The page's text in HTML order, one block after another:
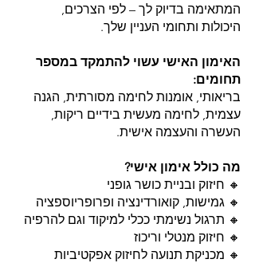
המתאימה בדיוק לך – לפי הצרכים,
היכולות ותחומי העניין שלך.
האימון האישי עשוי להתמקד במספר
תחומים:
בריאותי, אומנות לחימה מסורתית, הגנה
עצמית, לחימה מעשית בידיים ריקות,
העשרה והעצמה אישית.
מה כולל אימון אישי?
🔸 חיזוק ובניית כושר גופני
🔸 גמישות, קואורדינציה ופרופריוספציה
🔸 תרגול נשימתי ככלי למיקוד וגם להרפיה
🔸 חיזוק מנטלי וריכוז
🔸 מכניקת תנועה לחיזוק אפקטיביות